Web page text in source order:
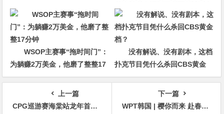
冠军争夺者
WSOP主赛事“拖时间门”：
为躺赚2万美金，他磨了整整17
分钟
没有解说、没有剧本，这档
扑克节目凭什么杀回CBS黄金
档？
上一篇
CPG巡游赛海棠站龙年首战，A组379人参赛126人晋级，李育林落袋26.05万计分登顶CL
下一篇
WPT韩国 | 樱你而来 赴春之约 济州岛游玩攻略之看樱花篇